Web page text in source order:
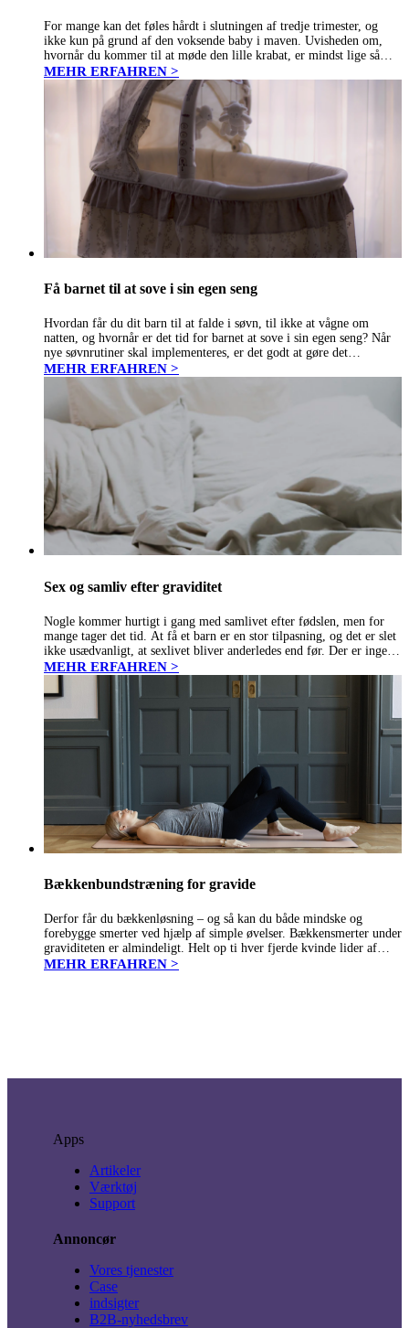
For mange kan det føles hårdt i slutningen af tredje trimester, og
ikke kun på grund af den voksende baby i maven. Uvisheden om,
hvornår du kommer til at møde den lille krabat, er mindst lige så
udfordrende. Sandheden er,…
MEHR ERFAHREN >
Få barnet til at sove i sin egen seng
Hvordan får du dit barn til at falde i søvn, til ikke at vågne om
natten, og hvornår er det tid for barnet at sove i sin egen seng? Når
nye søvnrutiner skal implementeres, er det godt at gøre det…
MEHR ERFAHREN >
Sex og samliv efter graviditet
Nogle kommer hurtigt i gang med samlivet efter fødslen, men for
mange tager det tid. At få et barn er en stor tilpasning, og det er slet
ikke usædvanligt, at sexlivet bliver anderledes end før. Der er ingen
fast tidsgrænse…
MEHR ERFAHREN >
Bækkenbundstræning for gravide
Derfor får du bækkenløsning – og så kan du både mindske og
forebygge smerter ved hjælp af simple øvelser. Bækkensmerter under
graviditeten er almindeligt. Helt op ti hver fjerde kvinde lider af
bækkenløsning, som det populært kaldes, og symptomerne viser…
MEHR ERFAHREN >
Apps
Artikeler
Værktøj
Support
Annoncør
Vores tjenester
Case
indsigter
B2B-nyhedsbrev